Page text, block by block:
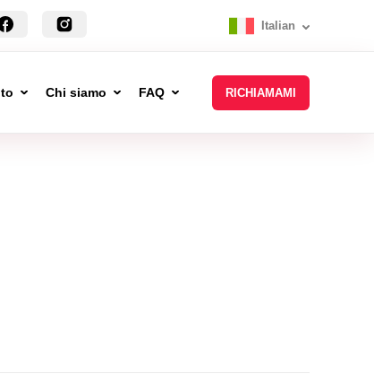
Italian
Chi siamo FAQ RICHIAMAMI